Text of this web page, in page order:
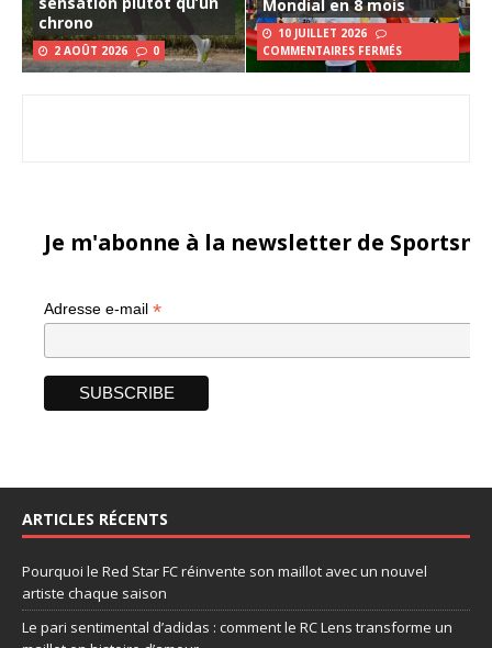
chrono
2 AOÛT 2026 0
Mondial en 8 mois
10 JUILLET 2026
COMMENTAIRES FERMÉS
Je m'abonne à la newsletter de
Adresse e-mail *
ARTICLES RÉCENTS
Pourquoi le Red Star FC réinvente son maillot avec un nouvel
artiste chaque saison
Le pari sentimental d’adidas : comment le RC Lens transforme un